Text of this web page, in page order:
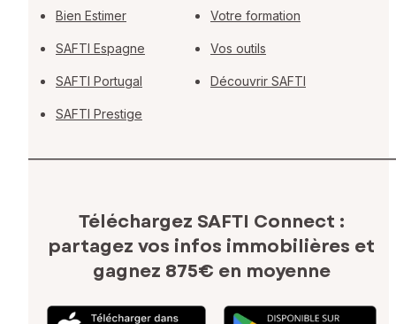
Bien Estimer
SAFTI Espagne
SAFTI Portugal
SAFTI Prestige
Votre formation
Vos outils
Découvrir SAFTI
Téléchargez SAFTI Connect :
partagez vos infos immobilières et
gagnez 875€ en moyenne